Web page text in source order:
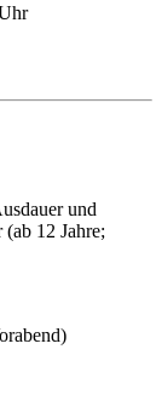
und
12 Jahre;